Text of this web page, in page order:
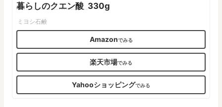
暮らしのクエン酸 330g
ミヨシ石鹸
Amazon
楽天市場
Yahooショッピング